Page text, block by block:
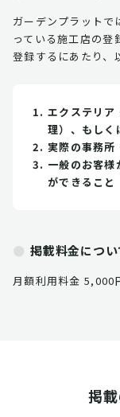
ガーデンプラット
っている施工店の登
登録するにあたり、
エクステリア
理）、もしく
実際の事務所
一般のお客
ができること
掲載料金につい
月額利用料金 5,000
掲